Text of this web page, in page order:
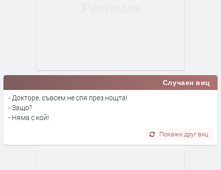
Случаен виц
- Докторе, съвсем не спя през нощта!
- Защо?
- Няма с кой!
Покажи друг виц